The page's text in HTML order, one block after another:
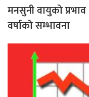
मनसुनी वायुको
वर्षाको सम्भावना